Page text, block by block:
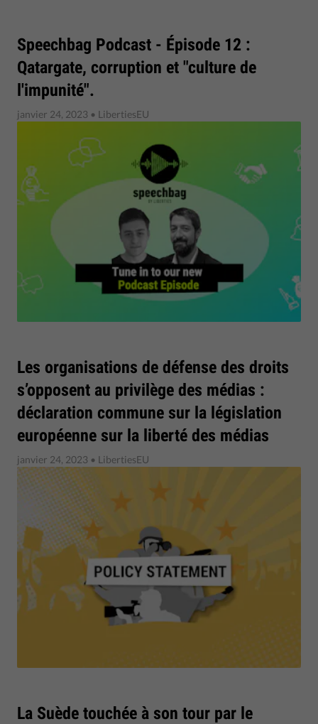
Speechbag Podcast - Épisode 12 :
Qatargate, corruption et "culture de
l'impunité".
janvier 24, 2023 • LibertiesEU
Les organisations de défense des droits
s’opposent au privilège des médias :
déclaration commune sur la législation
européenne sur la liberté des médias
janvier 24, 2023 • LibertiesEU
La Suède touchée à son tour par le